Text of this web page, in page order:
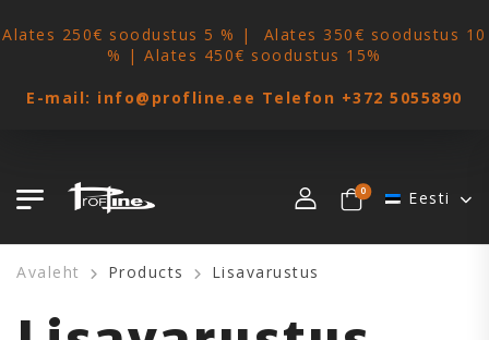
Alates 250€ soodustus 5 % | Alates 350€ soodustus 10
% | Alates 450€ soodustus 15%
E-mail: info@profline.ee Telefon +372 5055890
0 Eesti
Avaleht Products Lisavarustus